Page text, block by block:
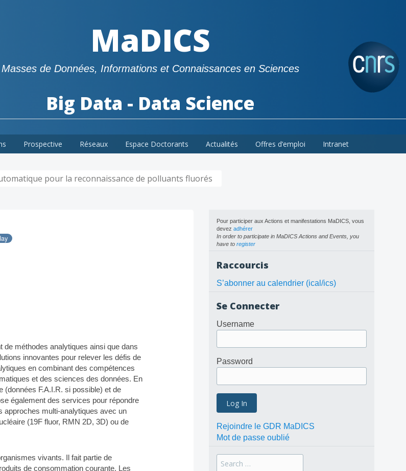
MaDICS
Masses de Données, Informations et Connaissances en Sciences
Big Data - Data Science
Prospective Réseaux Espace Doctorants Actualités Offres d’emploi Intranet
pour la reconnaissance de polluants fluorés
méthodes analytiques ainsi que dans
innovantes pour relever les défis de
en combinant des compétences
et des sciences des données. En
(données F.A.I.R. si possible) et de
également des services pour répondre
approches multi-analytiques avec un
(19F fluor, RMN 2D, 3D) ou de
vivants. Il fait partie de
de consommation courante. Les
Pour participer aux Actions et manifestations MaDICS, vous
devez adhérer
In order to participate in MaDICS Actions and Events, you
have to register
Raccourcis
S’abonner au calendrier (ical/ics)
Se Connecter
Username
Password
Rejoindre le GDR MaDICS
Mot de passe oublié
Search